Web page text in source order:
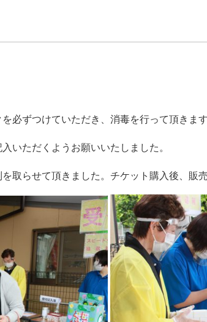
必ずつけていただき、消毒を行って頂きます
いただくようお願いいたしました。
取らせて頂きました。チケット購入後、販